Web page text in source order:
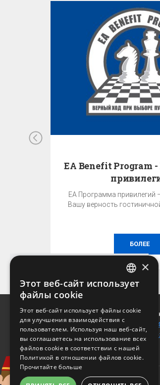
ГАРАНТИЯ ЛУЧШЕЙ ЦЕНЫ!
Лучшую цену можно получить только при
бронировании на этом сайте!
УЗНАТЬ ЦЕНУ И НАЛИЧИЕ
EA Benefit Program
EA Программа привилегий
Вашу верность
БОЛЕЕ
Akademika Bedrny 371/12
500 03 Hradec Králové -
карта
CZECH
RUSSIAN
×
Этот веб-сайт использует
файлы cookie
Этот веб-сайт использует файлы cookie
для улучшения взаимодействия с
пользователем. Используя наш веб-сайт,
вы соглашаетесь на использование всех
файлов cookie в соответствии с нашей
Политикой в ​​отношении файлов cookie.
Прочитайте больше